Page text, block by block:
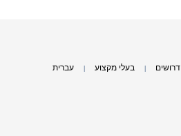
דרושים בעלי מקצוע עברית